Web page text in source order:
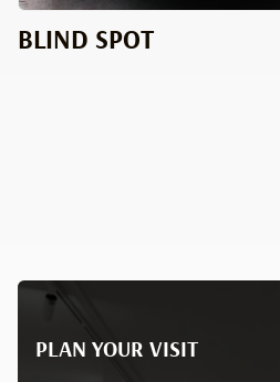
BLIND SPOT
PLAN YOUR VISIT